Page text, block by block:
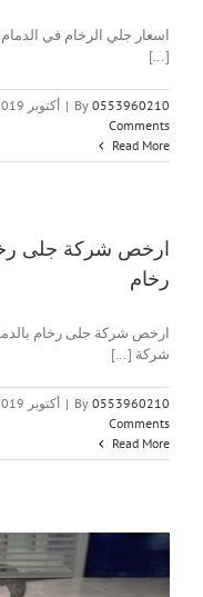
[...]
By 0553960210
| أكتوبر 24th, 2019
Comments
Read More
رخام
شركة [...]
By 0553960210
| أكتوبر 24th, 2019
Comments
Read More